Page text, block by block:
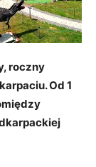
roczny
Od 1